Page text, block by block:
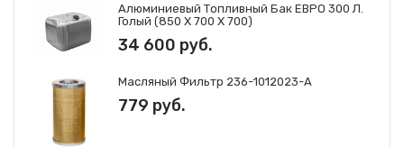
Алюминиевый Топливный Бак ЕВРО 300 Л.
Голый (850 Х 700 Х 700)
34 600 руб.
Масляный Фильтр 236-1012023-А
779 руб.